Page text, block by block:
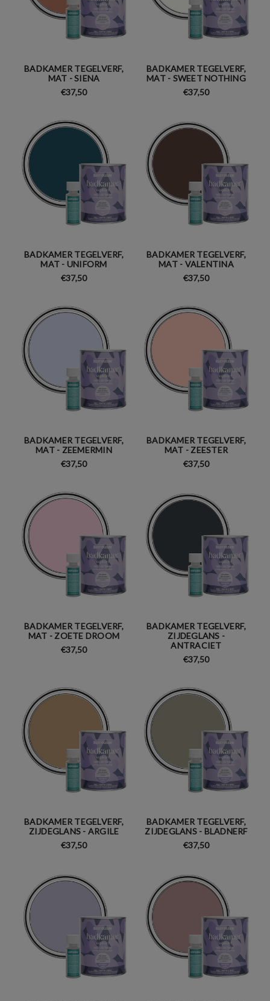
BADKAMER TEGELVERF,
MAT - SIENA
€37,50
BADKAMER TEGELVERF,
MAT - SWEET NOTHING
€37,50
BADKAMER TEGELVERF,
MAT - UNIFORM
€37,50
BADKAMER TEGELVERF,
MAT - VALENTINA
€37,50
BADKAMER TEGELVERF,
MAT - ZEEMERMIN
€37,50
BADKAMER TEGELVERF,
MAT - ZEESTER
€37,50
BADKAMER TEGELVERF,
MAT - ZOETE DROOM
€37,50
BADKAMER TEGELVERF,
ZIJDEGLANS -
ANTRACIET
€37,50
BADKAMER TEGELVERF,
ZIJDEGLANS - ARGILE
€37,50
BADKAMER TEGELVERF,
ZIJDEGLANS - BLADNERF
€37,50